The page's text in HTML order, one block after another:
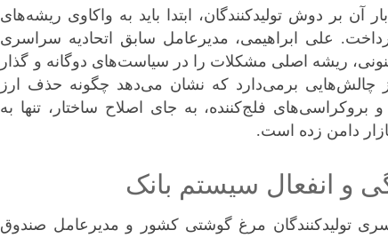
آن بر دوش تولیدکنندگان، ابتدا باید به واکاوی ریشه‌های
علی ابراهیمی، مدیرعامل سابق اتحادیه سراسری
ریشه اصلی مشکلات را در سیاست‌های دوگانه و گذار
چالش‌هایی برمی‌دارد که نشان می‌دهد چگونه حذف ارز
فلج‌کننده، به جای اصلاح ساختار، تنها به
دامن زده است.
تولیدکنندگان مرغ گوشتی کشور و مدیرعامل صندوق